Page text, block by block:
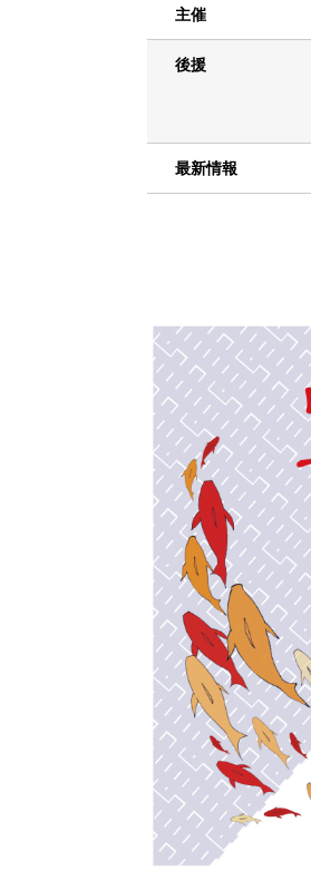
主催
後援
最新情報